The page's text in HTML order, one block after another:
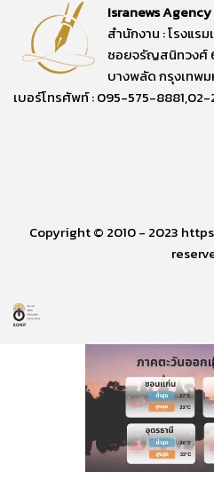
Isranews
สำนักงาน : โรงแรม
ซอยจรัญสนิทวงศ์
บางพลัด กรุงเทพ
เบอร์โทรศัพท์ : 095-575-8881,02-
Copyright © 2010 - 2023